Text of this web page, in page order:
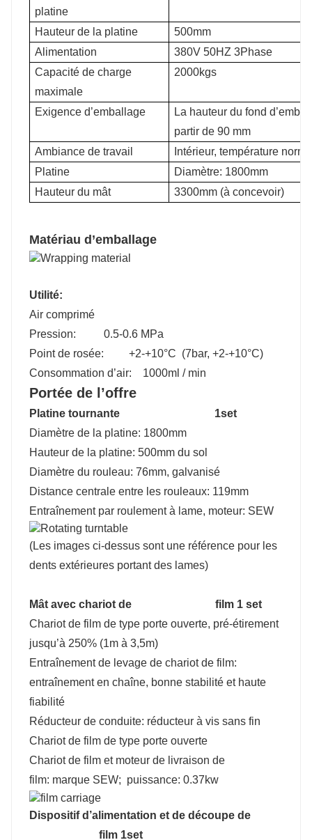
platine
Hauteur de la platine
500mm
Alimentation
380V 50HZ 3Phase
Capacité de charge
maximale
2000kgs
Exigence d’emballage
La hauteur du fond
partir de 90 mm
Ambiance de travail
Intérieur, température
Platine
Diamètre: 1800mm
Hauteur du mât
3300mm (à concevoir)
Matériau d’emballage
Utilité:
Air comprimé
Pression: 0.5-0.6 MPa
Point de rosée: +2-+10°C (7bar, +2-+10°C)
Consommation d’air: 1000ml / min
Portée de l’offre
Platine tournante 1set
Diamètre de la platine: 1800mm
Hauteur de la platine: 500mm du sol
Diamètre du rouleau: 76mm, galvanisé
Distance centrale entre les rouleaux: 119mm
Entraînement par roulement à lame, moteur: SEW
(Les images ci-dessus sont une référence pour les
dents extérieures portant des lames)
Mât avec chariot de film 1 set
Chariot de film de type porte ouverte, pré-étirement
jusqu’à 250% (1m à 3,5m)
Entraînement de levage de chariot de film:
entraînement en chaîne, bonne stabilité et haute
fiabilité
Réducteur de conduite: réducteur à vis sans fin
Chariot de film de type porte ouverte
Chariot de film et moteur de livraison de
film: marque SEW; puissance: 0.37kw
Dispositif d’alimentation et de découpe de
film 1set